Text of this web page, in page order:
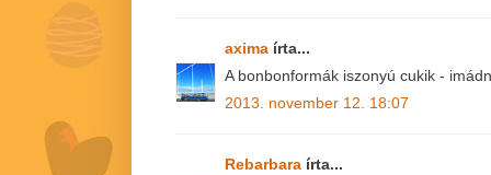
axima írta...
A bonbonformák iszonyú cukik -
2013. november 12. 18:07
Rebarbara írta...